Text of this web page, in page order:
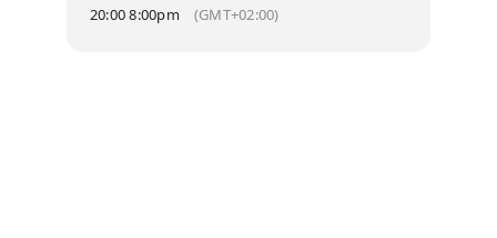
20:00 8:00pm (GMT+02:00)